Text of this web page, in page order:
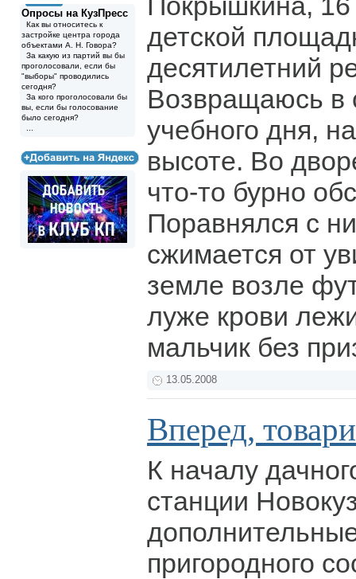
Опросы на КузПресс
Как вы относитесь к
застройке центра города
объектами А. Н. Говора?
За какую из партий вы бы
проголосовали, если бы
"выборы" проводились
сегодня?
За кого проголосовали бы
вы, если бы голосование
было сегодня?
детской
десятилетний
Возвращаюсь в
учебного дня,
высоте. Во
что-то бурно
Поравнялся с
сжимается от
земле возле
луже крови
мальчик без
13.05.2008
Вперед,
К началу
станции
пригородного